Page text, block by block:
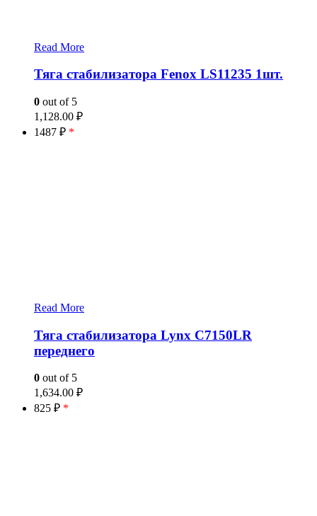
Read More
Тяга стабилизатора Fenox LS11235 1шт.
0 out of 5
1,128.00 ₽
1487 ₽ *
Read More
Тяга стабилизатора Lynx C7150LR
переднего
0 out of 5
1,634.00 ₽
825 ₽ *